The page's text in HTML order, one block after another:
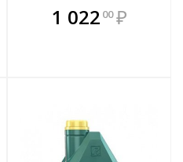
В комплекте
всегда выгоднее!
1 022 00 ₽